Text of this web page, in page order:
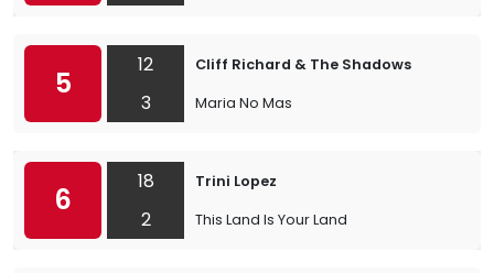
5
12
3
Cliff Richard & The Shadows
Maria No Mas
6
18
2
Trini Lopez
This Land Is Your Land